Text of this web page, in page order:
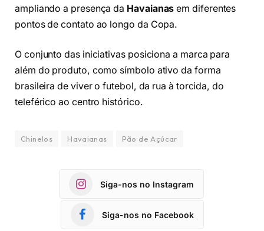
ampliando a presença da Havaianas em diferentes
pontos de contato ao longo da Copa.
O conjunto das iniciativas posiciona a marca para
além do produto, como símbolo ativo da forma
brasileira de viver o futebol, da rua à torcida, do
teleférico ao centro histórico.
Chinelos Havaianas Pão de Açúcar
Siga-nos no Instagram
Siga-nos no Facebook